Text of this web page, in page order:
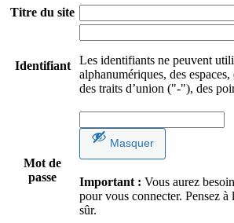
Titre du site
Identifiant
Les identifiants ne peuvent
alphanumériques, des
des traits d’union ("-"), des
Mot de
passe
Masquer
Important : Vous aurez
pour vous connecter. Pensez
sûr.